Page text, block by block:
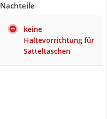
Nachteile
keine
Haltevorrichtung für
Satteltaschen